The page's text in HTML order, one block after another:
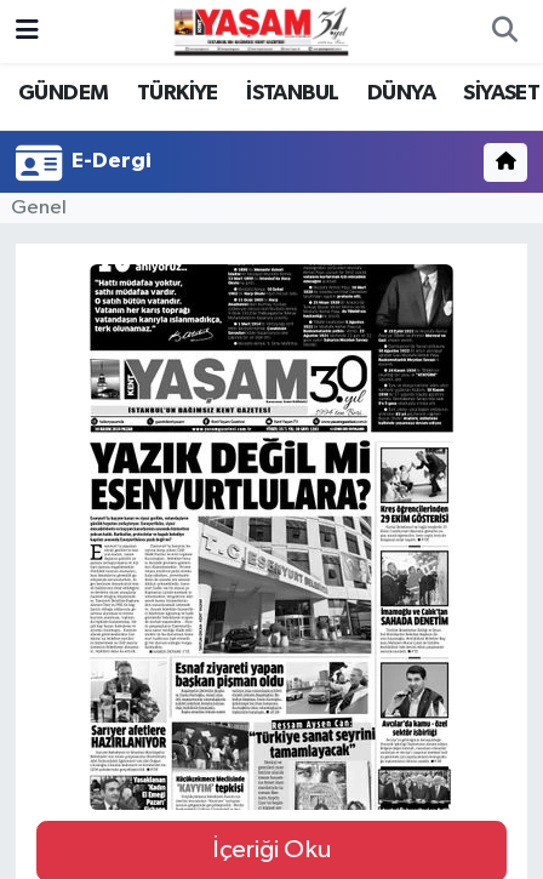
GÜNDEM TÜRKİYE İSTANBUL DÜNYA SİYASET
E-Dergi
Genel
İçeriği Oku